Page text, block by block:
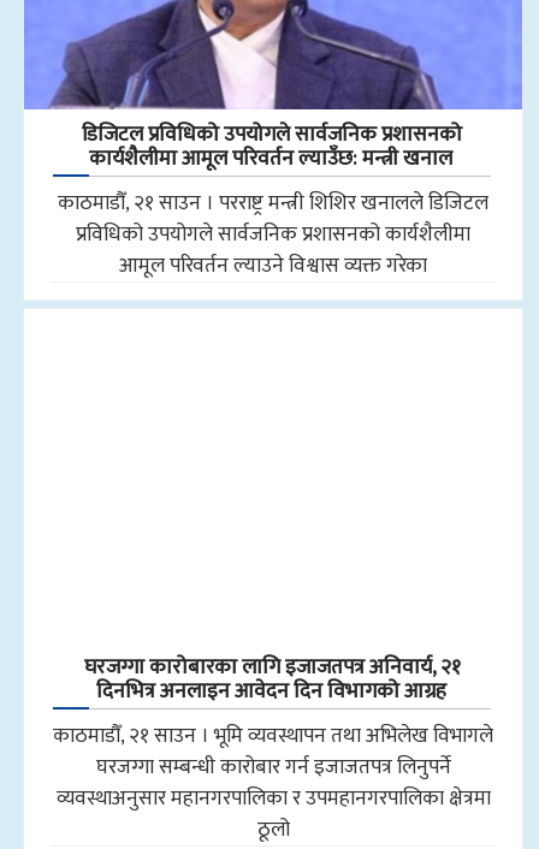
डिजिटल प्रविधिको उपयोगले सार्वजनिक प्रशासनको
कार्यशैलीमा आमूल परिवर्तन ल्याउँछ: मन्त्री खनाल
काठमाडौँ, २१ साउन । परराष्ट्र मन्त्री शिशिर खनालले डिजिटल
प्रविधिको उपयोगले सार्वजनिक प्रशासनको कार्यशैलीमा
आमूल परिवर्तन ल्याउने विश्वास व्यक्त गरेका
घरजग्गा कारोबारका लागि इजाजतपत्र अनिवार्य, २१
दिनभित्र अनलाइन आवेदन दिन विभागको आग्रह
काठमाडौँ, २१ साउन । भूमि व्यवस्थापन तथा अभिलेख विभागले
घरजग्गा सम्बन्धी कारोबार गर्न इजाजतपत्र लिनुपर्ने
व्यवस्थाअनुसार महानगरपालिका र उपमहानगरपालिका क्षेत्रमा
ठूलो